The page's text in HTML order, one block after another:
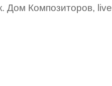
Дом Композиторов, live